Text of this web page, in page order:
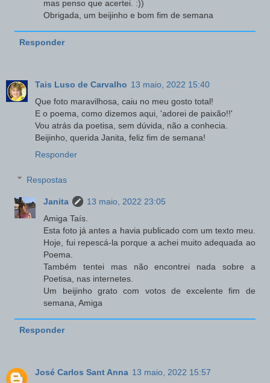
mas penso que acertei. :))
Obrigada, um beijinho e bom fim de semana
Responder
Tais Luso de Carvalho 13 maio, 2022 15:40
Que foto maravilhosa, caiu no meu gosto total!
E o poema, como dizemos aqui, 'adorei de paixão!!'
Vou atrás da poetisa, sem dúvida, não a conhecia.
Beijinho, querida Janita, feliz fim de semana!
Responder
Respostas
Janita
13 maio, 2022 23:05
Amiga Taís.
Esta foto já antes a havia publicado com um texto meu.
Hoje, fui repescá-la porque a achei muito adequada ao
Poema.
Também tentei mas não encontrei nada sobre a
Poetisa, nas internetes.
Um beijinho grato com votos de excelente fim de
semana, Amiga
Responder
José Carlos Sant Anna 13 maio, 2022 15:57